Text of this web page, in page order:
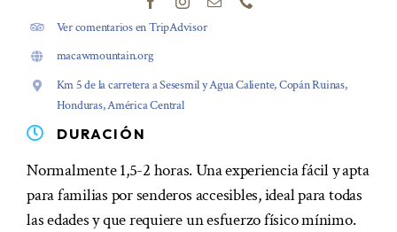
Ver comentarios en TripAdvisor
macawmountain.org
Km 5 de la carretera a Sesesmil y Agua Caliente, Copán Ruinas,
Honduras, América Central
DURACIÓN
Normalmente 1,5-2 horas. Una experiencia fácil y apta
para familias por senderos accesibles, ideal para todas
las edades y que requiere un esfuerzo físico mínimo.